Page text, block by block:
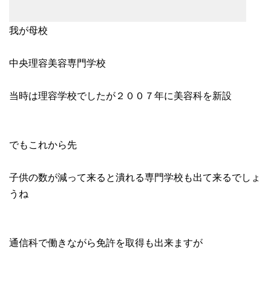
我が母校
中央理容美容専門学校
当時は理容学校でしたが２００７年に美容科を新設
でもこれから先
子供の数が減って来ると潰れる専門学校も出て来るでしょ
うね
通信科で働きながら免許を取得も出来ますが